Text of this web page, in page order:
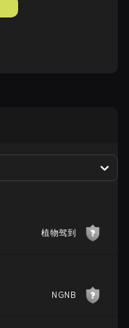
植物驾到
NGNB